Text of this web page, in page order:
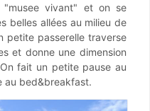
"musee vivant" et on se
belles allées au milieu de
petite passerelle traverse
et donne une dimension
fait un petite pause au
au bed&breakfast.